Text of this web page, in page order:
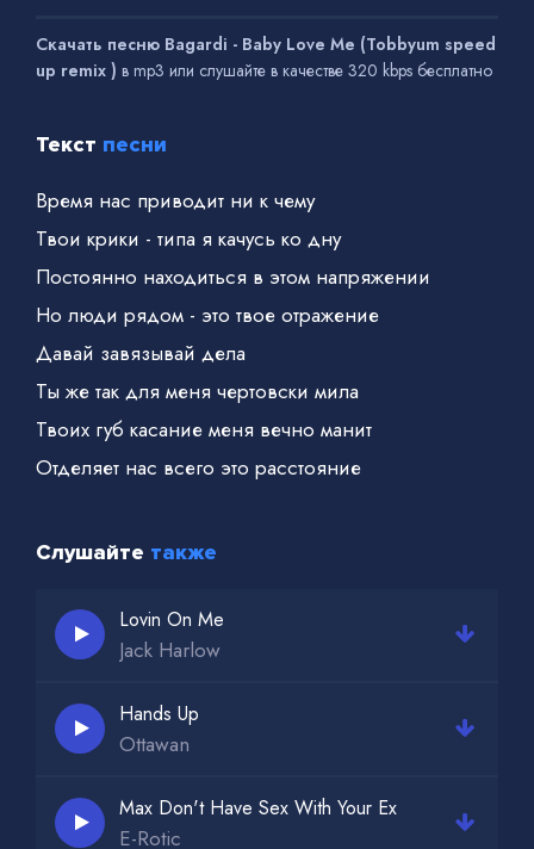
Скачать песню Bagardi - Baby Love Me (Tobbyum speed
up remix ) в mp3 или слушайте в качестве 320 kbps бесплатно
Текст песни
Время нас приводит ни к чему
Твои крики - типа я качусь ко дну
Постоянно находиться в этом напряжении
Но люди рядом - это твое отражение
Давай завязывай дела
Ты же так для меня чертовски мила
Твоих губ касание меня вечно манит
Отделяет нас всего это расстояние
I'm motherfucker real, baby la-la-la
Baby, love me, love me, love me
Слушайте также
Lovin On Me
Jack Harlow
Hands Up
Ottawan
Max Don't Have Sex With Your Ex
E-Rotic